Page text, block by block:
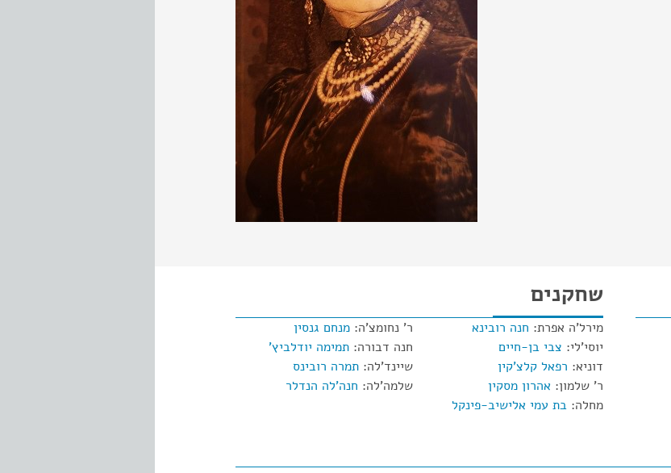
שחקנים
מירל'ה אפרת: חנה רובינא
יוסי'לי: צבי בן-חיים
דוניא: רפאל קלצ'קין
ר' שלמון: אהרון מסקין
מחלה: בת עמי אלישיב-פינקל
ר' נחומצ'ה: מנחם גנסין
חנה דבורה: תמימה יודלביץ'
שיינד'לה: תמרה רובינס
שלמה'לה: חנה'לה הנדלר